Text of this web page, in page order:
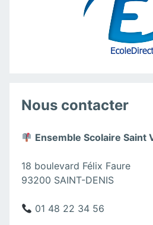
Nous contacter
Ensemble Scolaire Saint
18 boulevard Félix Faure
93200 SAINT-DENIS
01 48 22 34 56